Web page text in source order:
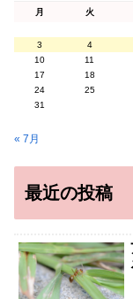
月 火
3
4
10
11
17
18
24
25
31
« 7月
最近の投稿